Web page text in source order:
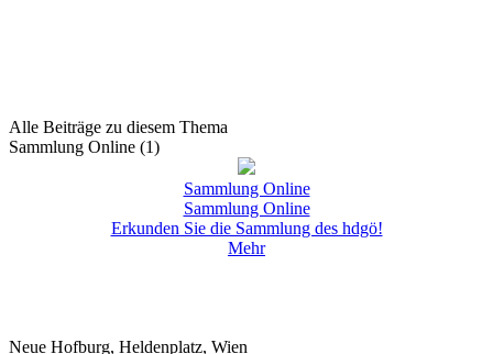
Alle Beiträge zu diesem Thema
Sammlung Online (1)
Sammlung Online
Sammlung Online
Erkunden Sie die Sammlung des hdgö!
Mehr
Neue Hofburg, Heldenplatz, Wien